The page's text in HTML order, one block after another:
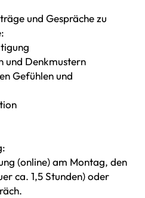
und Gespräche zu
und Denkmustern
Gefühlen und
(online) am Montag, den
ca. 1,5 Stunden) oder